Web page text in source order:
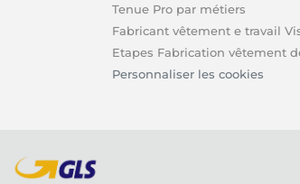
Tenue Pro par métiers
Fabricant vêtement e travail
Etapes Fabrication vêtement
Personnaliser les cookies